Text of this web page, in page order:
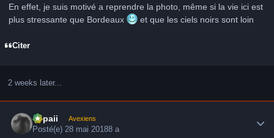
En effet, je suis motivé a reprendre la photo, même si la vie ici est
plus stressante que Bordeaux
et que les ciels noirs sont loin
Citer
2 weeks later...
supaii Avexiens
Posté(e)28 mai 20188 a